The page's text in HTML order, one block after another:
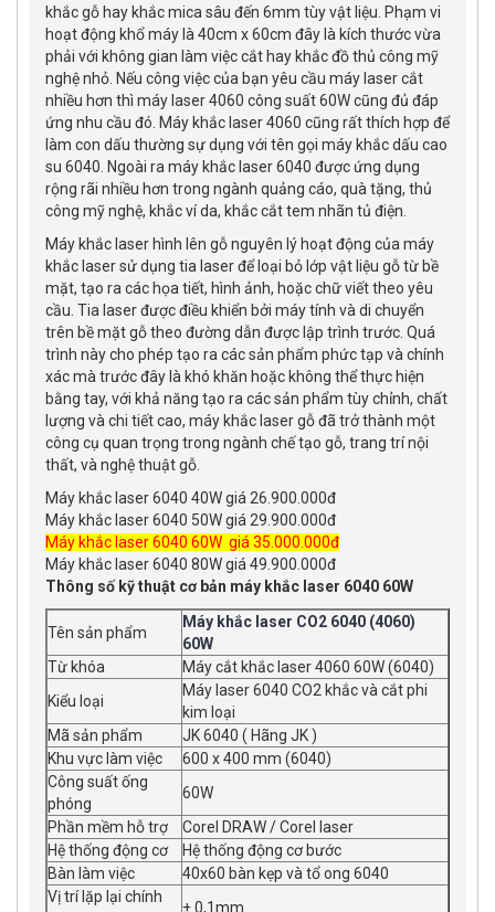
khắc gỗ hay khắc mica sâu đến 6mm tùy vật liệu. Phạm vi
hoạt động khổ máy là 40cm x 60cm đây là kích thước vừa
phải với không gian làm việc cắt hay khắc đồ thủ công mỹ
nghệ nhỏ. Nếu công việc của bạn yêu cầu máy laser cắt
nhiều hơn thì máy laser 4060 công suất 60W cũng đủ đáp
ứng nhu cầu đó. Máy khắc laser 4060 cũng rất thích hợp để
làm con dấu thường sự dụng với tên gọi máy khắc dấu cao
su 6040. Ngoài ra máy khắc laser 6040 được ứng dụng
rộng rãi nhiều hơn trong ngành quảng cáo, quà tặng, thủ
công mỹ nghệ, khắc ví da, khắc cắt tem nhãn tủ điện.
Máy khắc laser hình lên gỗ nguyên lý hoạt động của máy
khắc laser sử dụng tia laser để loại bỏ lớp vật liệu gỗ từ bề
mặt, tạo ra các họa tiết, hình ảnh, hoặc chữ viết theo yêu
cầu. Tia laser được điều khiển bởi máy tính và di chuyển
trên bề mặt gỗ theo đường dẫn được lập trình trước. Quá
trình này cho phép tạo ra các sản phẩm phức tạp và chính
xác mà trước đây là khó khăn hoặc không thể thực hiện
bằng tay, với khả năng tạo ra các sản phẩm tùy chỉnh, chất
lượng và chi tiết cao, máy khắc laser gỗ đã trở thành một
công cụ quan trọng trong ngành chế tạo gỗ, trang trí nội
thất, và nghệ thuật gỗ.
Máy khắc laser 6040 40W giá 26.900.000đ
Máy khắc laser 6040 50W giá 29.900.000đ
Máy khắc laser 6040 60W giá 35.000.000đ
Máy khắc laser 6040 80W giá 49.900.000đ
Thông số kỹ thuật cơ bản máy khắc laser 6040 60W
Tên sản phẩm
Máy khắc laser CO2 6040 (4060)
60W
Từ khóa
Máy cắt khắc laser 4060 60W (6040)
Kiểu loại
Máy laser 6040 CO2 khắc và cắt phi
kim loại
Mã sản phẩm
JK 6040 ( Hãng JK )
Khu vực làm việc
600 x 400 mm (6040)
Công suất ống
phóng
60W
Phần mềm hỗ trợ
Corel DRAW / Corel laser
Hệ thống động cơ
Hệ thống động cơ bước
Bàn làm việc
40x60 bàn kẹp và tổ ong 6040
Vị trí lặp lại chính
± 0,1mm